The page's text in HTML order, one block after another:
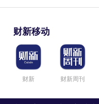
财新移动
财新 财新周刊